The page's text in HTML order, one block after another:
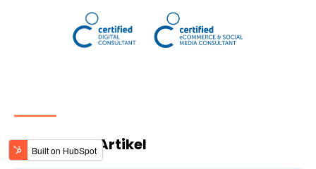
Verwandte Artikel